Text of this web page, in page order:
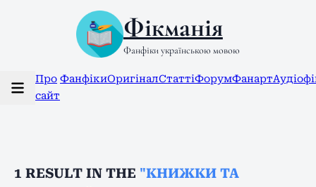
Фікманія
Фанфіки українською мовою
Про
сайт
ФанфікиОригіналСтаттіФорумФанарт
1 RESULT IN THE "КНИЖКИ ТА